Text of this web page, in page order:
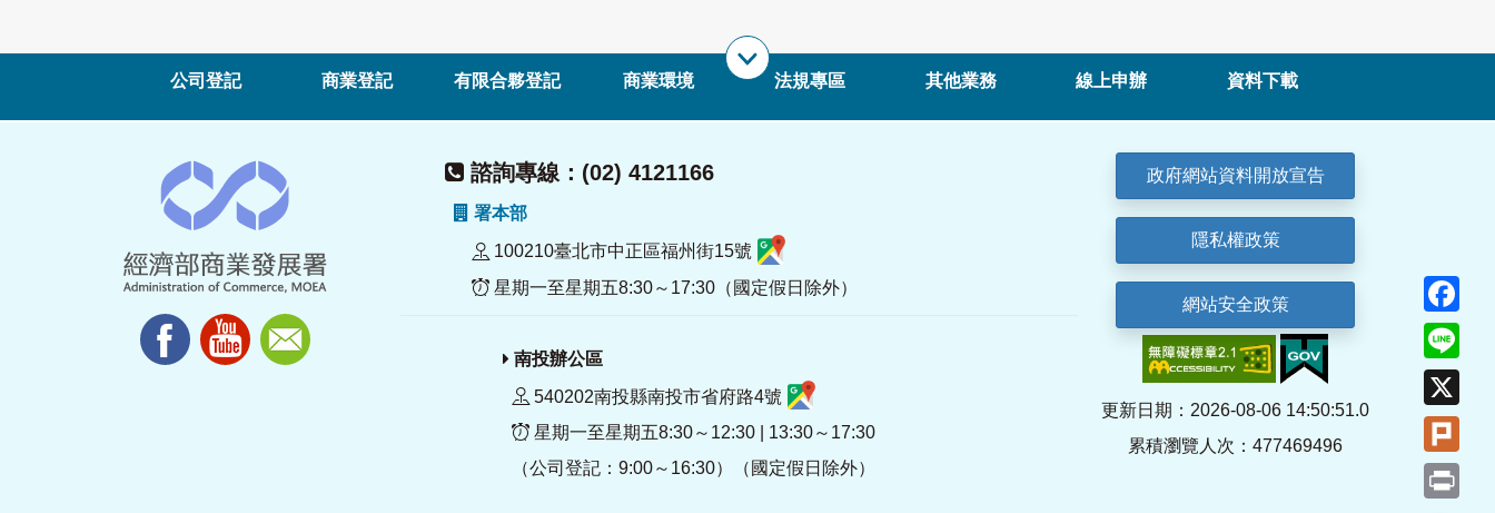
公司登記 商業登記 有限合夥登記 商業環境 法規專區 其他業務 線上申辦 資料下載
諮詢專線：(02) 4121166
署本部
100210臺北市中正區福州街15號
星期一至星期五8:30～17:30（國定假日除外）
南投辦公區
540202南投縣南投市省府路4號
星期一至星期五8:30～12:30 | 13:30～17:30
（公司登記：9:00～16:30）（國定假日除外）
政府網站資料開放宣告
隱私權政策
網站安全政策
更新日期：2026-08-06 14:50:51.0
累積瀏覽人次：477469496